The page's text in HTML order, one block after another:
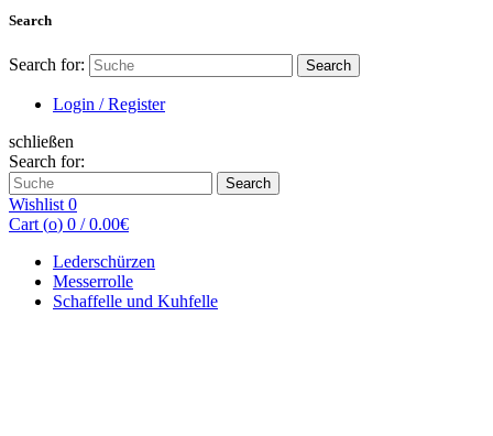
Search
Search for: Search
Login / Register
schließen
Search for:
Search
Wishlist 0
Cart (o) 0 / 0.00€
Lederschürzen
Messerrolle
Schaffelle und Kuhfelle